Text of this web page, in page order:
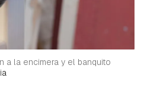
a la encimera y el banquito